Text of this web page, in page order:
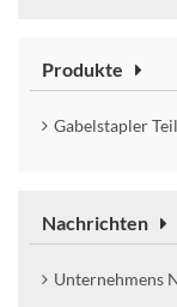
Produkte
Gabelstapler
Nachrichten
Unternehmens